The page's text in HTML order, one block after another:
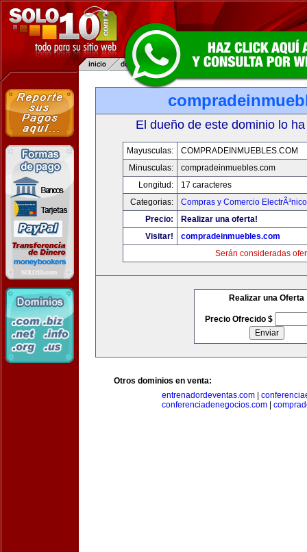
El dueño de este dominio lo
Mayusculas:
COMPRADEINMUEBLES.COM
Minusculas:
compradeinmuebles.com
Longitud:
17 caracteres
Categorias:
Compras y Comercio ElectrÃ³nico
Precio:
Realizar una oferta!
Visitar!
compradeinmuebles.com
Serán consideradas
Realizar una Oferta
Precio Ofrecido $
Otros dominios en venta:
entrenadordeventas.com
conferenciadenegocios.com|